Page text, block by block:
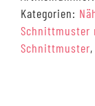
28-
58
Menge
Kategorien:
Schnittmuster
Schnittmuster,